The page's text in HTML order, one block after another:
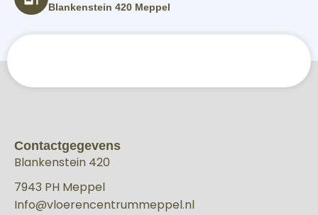
Blankenstein 420 Meppel
Contactgegevens
Blankenstein 420
7943 PH Meppel
Info@vloerencentrummeppel.nl